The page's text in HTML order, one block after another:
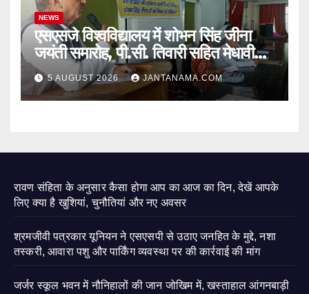
NEWS
एसएसजे विश्वविद्यालय में शोभन सिंह जीना
जयंती समारोह, पी.सी. तिवारी सहित मेधावी
छात्र हुए सम्मानित
5 AUGUST 2026 JANTANAMA.COM
रावण संहिता के अनुसार कैसा होगा आप का आज का दिन, देखें आपके
लिए क्या है खुशियां, चुनौतियां और नए अवसर
श्रमजीवी पत्रकार यूनियन ने एसएसपी से उठाए जनहित के मुद्दे, नशा
तस्करी, आवारा पशु और पार्किंग व्यवस्था पर की कार्रवाई की मांग
जर्जर स्कूल भवन में नौनिहालों की जान जोखिम में, खस्ताहाल आंगनबाड़ी